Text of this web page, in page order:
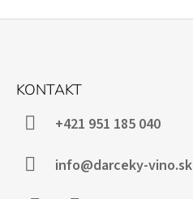
KONTAKT
+421 951 185 040
info@darceky-vino.sk